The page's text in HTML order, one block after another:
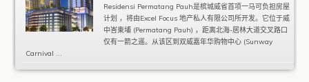
Residensi Permatang Pauh是槟城威省首项一马可负担房屋
计划 ，将由Excel Focus 地产私人有限公司所开发。它位于威
中峇東埔 (Permatang Pauh) ，距离北海-居林大道交叉路口
仅有一箭之遥。从该区到双威嘉年华购物中心 (Sunway
Carnival ...